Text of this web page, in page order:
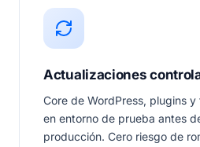
Actualizaciones
Core de WordPress, plugins
en entorno de prueba antes
producción. Cero riesgo de